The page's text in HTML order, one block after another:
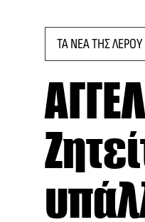
ΤΑ ΝΕΑ ΤΗΣ ΛΕΡΟΥ